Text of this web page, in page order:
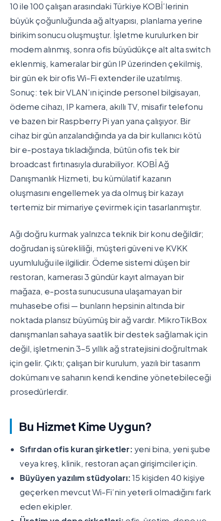
10 ile 100 çalışan arasındaki Türkiye KOBİ’lerinin
büyük çoğunluğunda ağ altyapısı, planlama yerine
birikim sonucu oluşmuştur. İşletme kurulurken bir
modem alınmış, sonra ofis büyüdükçe alt alta switch
eklenmiş, kameralar bir gün IP üzerinden çekilmiş,
bir gün ek bir ofis Wi-Fi extender ile uzatılmış.
Sonuç: tek bir VLAN’ın içinde personel bilgisayarı,
ödeme cihazı, IP kamera, akıllı TV, misafir telefonu
ve bazen bir Raspberry Pi yan yana çalışıyor. Bir
cihaz bir gün arızalandığında ya da bir kullanıcı kötü
bir e-postaya tıkladığında, bütün ofis tek bir
broadcast fırtınasıyla durabiliyor. KOBİ Ağ
Danışmanlık Hizmeti, bu kümülatif kazanın
oluşmasını engellemek ya da olmuş bir kazayı
tertemiz bir mimariye çevirmek için tasarlanmıştır.
Ağı doğru kurmak yalnızca teknik bir konu değildir;
doğrudan iş sürekliliği, müşteri güveni ve KVKK
uyumluluğu ile ilgilidir. Ödeme sistemi düşen bir
restoran, kamerası 3 gündür kayıt almayan bir
mağaza, e-posta sunucusuna ulaşamayan bir
muhasebe ofisi — bunların hepsinin altında bir
noktada plansız büyümüş bir ağ vardır. MikroTikBox
danışmanları sahaya saatlik bir destek sağlamak için
değil, işletmenin 3-5 yıllık ağ stratejisini doğrultmak
için gelir. Çıktı; çalışan bir kurulum, yazılı bir tasarım
dokümanı ve sahanın kendi kendine yönetebileceği
prosedürlerdir.
Bu Hizmet Kime Uygun?
Sıfırdan ofis kuran şirketler: yeni bina, yeni şube
veya kreş, klinik, restoran açan girişimciler için.
Büyüyen yazılım stüdyoları:15 kişiden 40 kişiye
geçerken mevcut Wi-Fi’nin yeterli olmadığını fark
eden ekipler.